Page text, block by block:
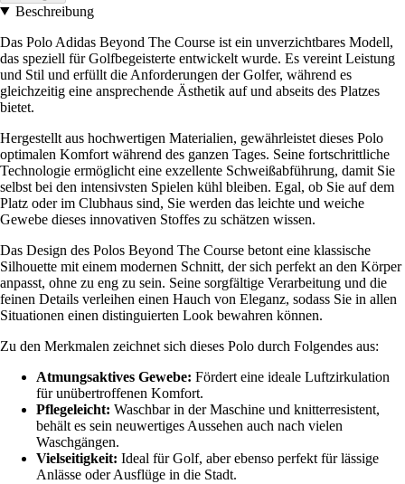
Beschreibung
Das Polo Adidas Beyond The Course ist ein unverzichtbares Modell,
das speziell für Golfbegeisterte entwickelt wurde. Es vereint Leistung
und Stil und erfüllt die Anforderungen der Golfer, während es
gleichzeitig eine ansprechende Ästhetik auf und abseits des Platzes
bietet.
Hergestellt aus hochwertigen Materialien, gewährleistet dieses Polo
optimalen Komfort während des ganzen Tages. Seine fortschrittliche
Technologie ermöglicht eine exzellente Schweißabführung, damit Sie
selbst bei den intensivsten Spielen kühl bleiben. Egal, ob Sie auf dem
Platz oder im Clubhaus sind, Sie werden das leichte und weiche
Gewebe dieses innovativen Stoffes zu schätzen wissen.
Das Design des Polos Beyond The Course betont eine klassische
Silhouette mit einem modernen Schnitt, der sich perfekt an den Körper
anpasst, ohne zu eng zu sein. Seine sorgfältige Verarbeitung und die
feinen Details verleihen einen Hauch von Eleganz, sodass Sie in allen
Situationen einen distinguierten Look bewahren können.
Zu den Merkmalen zeichnet sich dieses Polo durch Folgendes aus:
Atmungsaktives Gewebe: Fördert eine ideale Luftzirkulation
für unübertroffenen Komfort.
Pflegeleicht: Waschbar in der Maschine und knitterresistent,
behält es sein neuwertiges Aussehen auch nach vielen
Waschgängen.
Vielseitigkeit: Ideal für Golf, aber ebenso perfekt für lässige
Anlässe oder Ausflüge in die Stadt.